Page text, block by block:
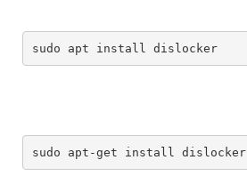
sudo apt install dislocker
sudo apt-get install dislocker